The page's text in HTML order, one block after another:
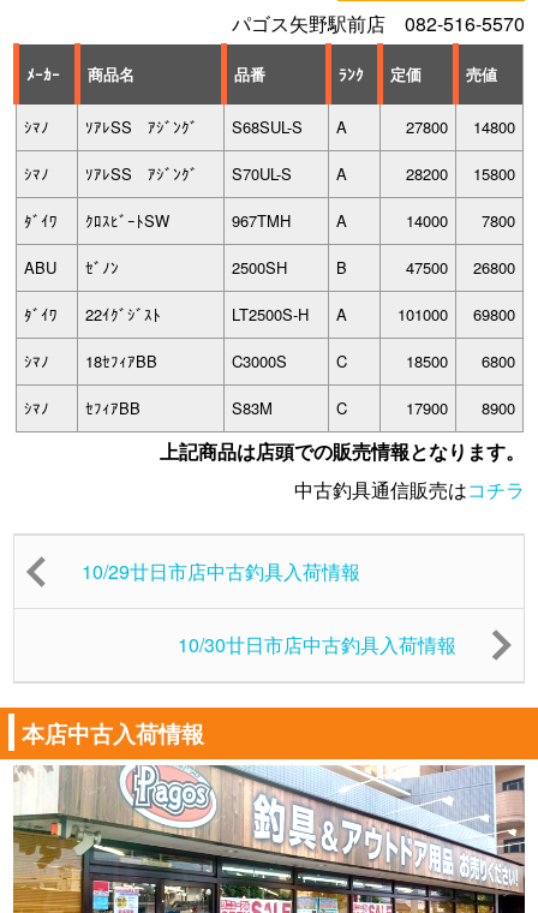
パゴス矢野駅前店 082-516-5570
ﾒｰｶｰ 商品名 品番 ﾗﾝｸ 定価 売値
ｼﾏﾉ ｿｱﾚSS ｱｼﾞﾝｸﾞ S68SUL-S A 27800 14800
ｼﾏﾉ ｿｱﾚSS ｱｼﾞﾝｸﾞ S70UL-S A 28200 15800
ﾀﾞｲﾜ ｸﾛｽﾋﾞｰﾄSW 967TMH A 14000 7800
ABU ｾﾞﾉﾝ 2500SH B 47500 26800
ﾀﾞｲﾜ 22ｲｸﾞｼﾞｽﾄ LT2500S-H A 101000 69800
ｼﾏﾉ 18ｾﾌｨｱBB C3000S C 18500 6800
ｼﾏﾉ ｾﾌｨｱBB S83M C 17900 8900
上記商品は店頭での販売情報となります。
中古釣具通信販売はコチラ
10/29廿日市店中古釣具入荷情報
10/30廿日市店中古釣具入荷情報
本店中古入荷情報